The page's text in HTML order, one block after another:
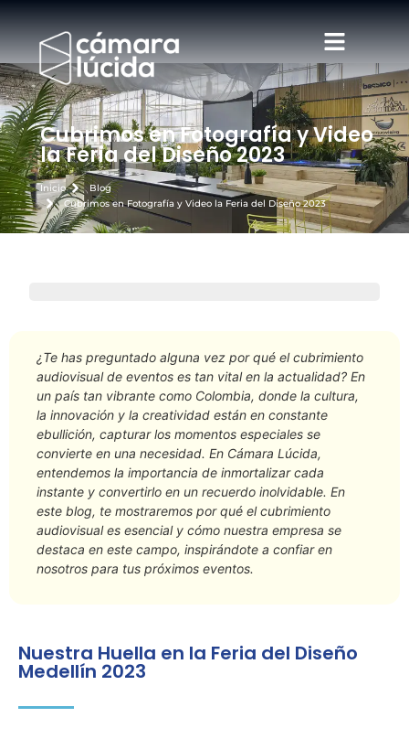
Cubrimos en Fotografía y Video
la Feria del Diseño 2023
Inicio
Blog
Cubrimos en Fotografía y Video la Feria del Diseño 2023
¿Te has preguntado alguna vez por qué el cubrimiento
audiovisual de eventos es tan vital en la actualidad? En
un país tan vibrante como Colombia, donde la cultura,
la innovación y la creatividad están en constante
ebullición, capturar los momentos especiales se
convierte en una necesidad. En Cámara Lúcida,
entendemos la importancia de inmortalizar cada
instante y convertirlo en un recuerdo inolvidable. En
este blog, te mostraremos por qué el cubrimiento
audiovisual es esencial y cómo nuestra empresa se
destaca en este campo, inspirándote a confiar en
nosotros para tus próximos eventos.
Nuestra Huella en la Feria del Diseño
Medellín 2023